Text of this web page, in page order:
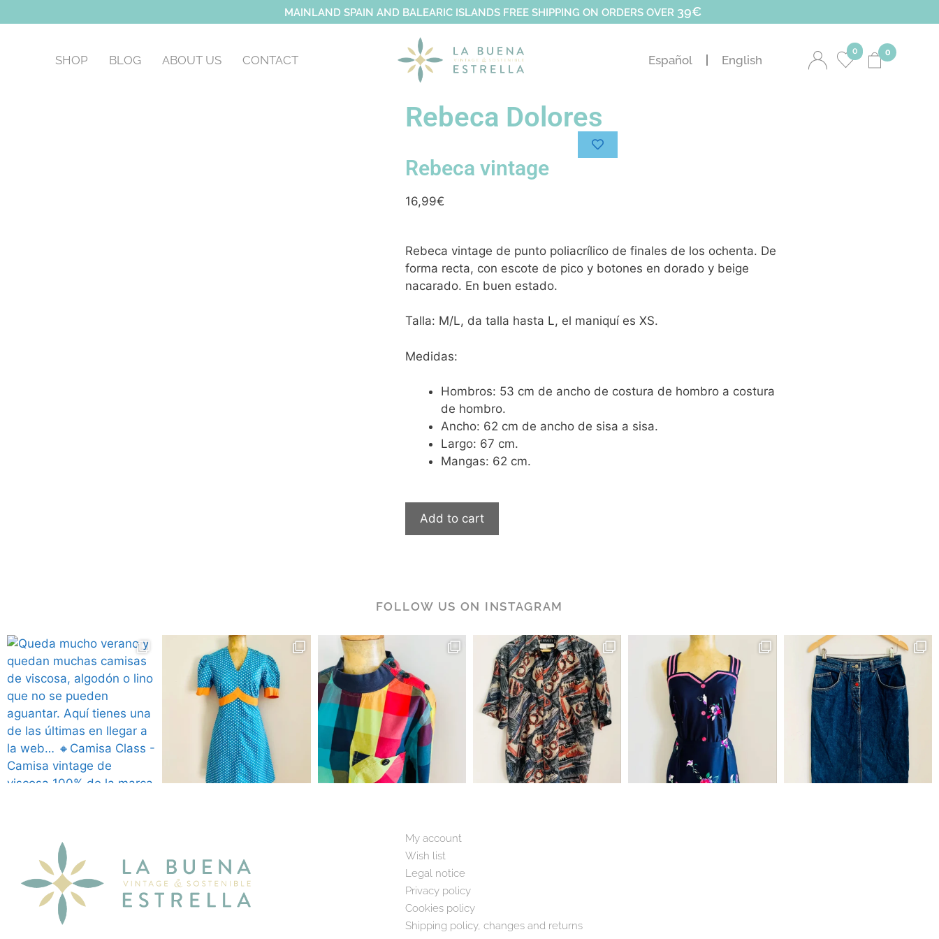
MAINLAND SPAIN AND BALEARIC ISLANDS FREE SHIPPING ON ORDERS OVER 39€
SHOP BLOG ABOUT US CONTACT Español English
0 0
Rebeca Dolores
Rebeca vintage
16,99€
Rebeca vintage de punto poliacrílico de finales de los ochenta. De
forma recta, con escote de pico y botones en dorado y beige
nacarado. En buen estado.
Talla: M/L, da talla hasta L, el maniquí es XS.
Medidas:
Hombros: 53 cm de ancho de costura de hombro a costura
de hombro.
Ancho: 62 cm de ancho de sisa a sisa.
Largo: 67 cm.
Mangas: 62 cm.
Add to cart
FOLLOW US ON INSTAGRAM
My account
Wish list
Legal notice
Privacy policy
Cookies policy
Shipping policy, changes and returns